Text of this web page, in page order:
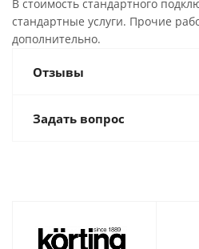
В стоимость стандартного
стандартные услуги. Прочие
дополнительно.
Отзывы
Задать вопрос